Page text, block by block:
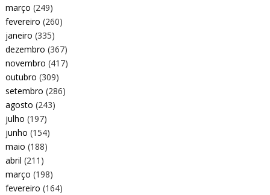
março (249)
fevereiro (260)
janeiro (335)
dezembro (367)
novembro (417)
outubro (309)
setembro (286)
agosto (243)
julho (197)
junho (154)
maio (188)
abril (211)
março (198)
fevereiro (164)